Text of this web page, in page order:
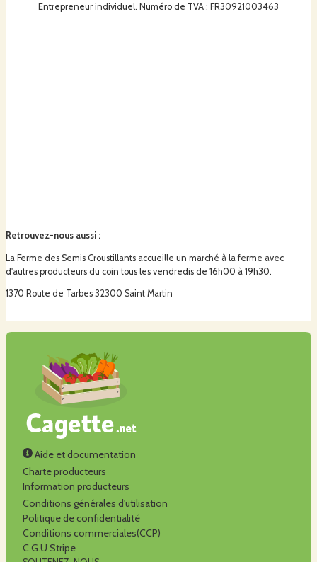
Entrepreneur individuel. Numéro de TVA : FR30921003463
Retrouvez-nous aussi :
La Ferme des Semis Croustillants accueille un marché à la ferme avec
d'autres producteurs du coin tous les vendredis de 16h00 à 19h30.
1370 Route de Tarbes 32300 Saint Martin
Aide et documentation
Charte producteurs
Information producteurs
Conditions générales d'utilisation
Politique de confidentialité
Conditions commerciales(CCP)
C.G.U Stripe